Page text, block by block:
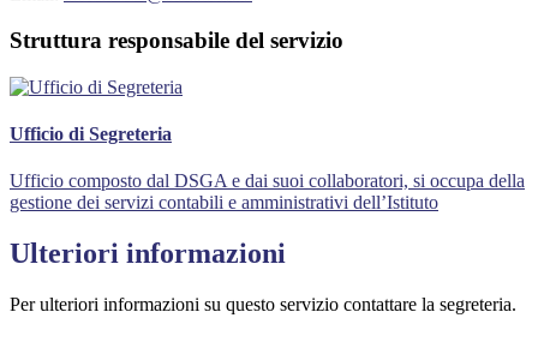
Struttura responsabile del servizio
Ufficio di Segreteria
Ufficio composto dal DSGA e dai suoi collaboratori, si occupa della
gestione dei servizi contabili e amministrativi dell’Istituto
Ulteriori informazioni
Per ulteriori informazioni su questo servizio contattare la segreteria.